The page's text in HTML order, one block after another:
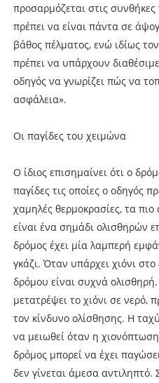
προσαρμόζεται στις
πρέπει να είναι πάντα σε
βάθος πέλματος, ενώ ιδίως
πρέπει να υπάρχουν
οδηγός να γνωρίζει πώς να
ασφάλεια».
Οι παγίδες του χειμώνα
Ο ίδιος επισημαίνει ότι ο
παγίδες τις οποίες ο οδηγός
χαμηλές θερμοκρασίες, τα
είναι ένα σημάδι ολισθηρών
δρόμος έχει μία λαμπερή
γκάζι. Όταν υπάρχει χιόνι
δρόμου είναι συχνά
μετατρέψει το χιόνι σε νερό,
τον κίνδυνο ολίσθησης. Η
να μειωθεί όταν η
δρόμος μπορεί να έχει
δεν γίνεται άμεσα αντιληπτό.